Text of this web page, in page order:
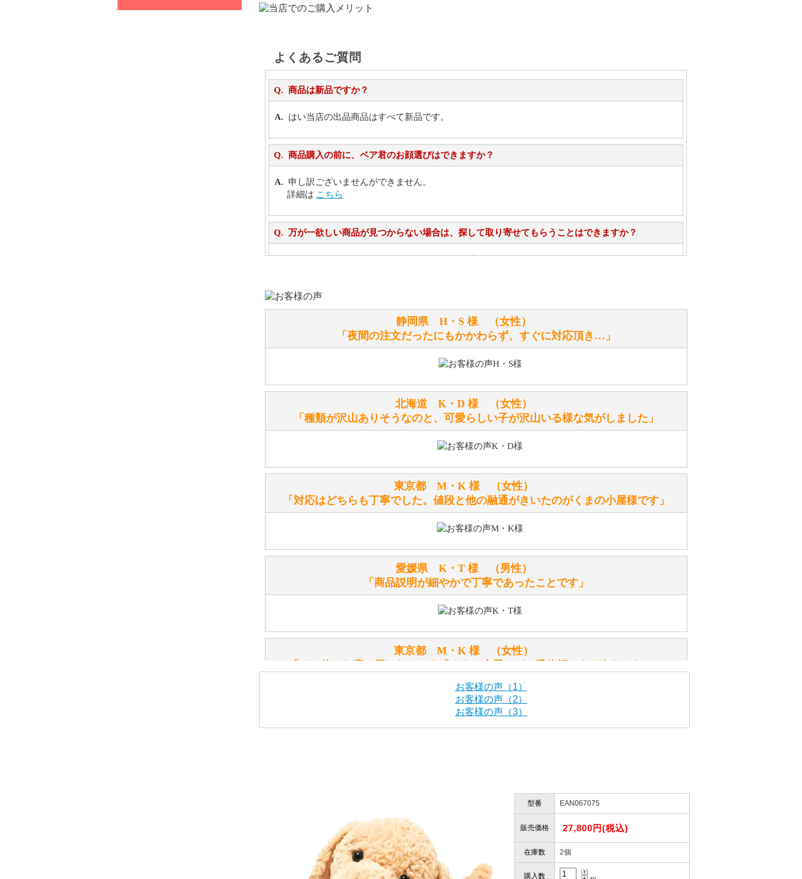
よくあるご質問
商品は新品ですか？
はい当店の出品商品はすべて新品です。
商品購入の前に、ベア君のお顔選びはできますか？
申し訳ございませんができません。
詳細は こちら
万が一欲しい商品が見つからない場合は、探して取り寄せてもらうことはできますか？
シュタイフのぬいぐるみは洗濯できますか？ ぬいぐるみのお手入れ方法を教えてください。
洗濯できるのとできないのがあります。
こちらをご覧ください。
シリアルNO付きやクラブ限定などいろいろと意味があります。
詳しくはこちらをご覧ください。
テディベアを横にすると音が鳴ります、なぜでしょうか？
シュタイフのテディベアには、鳴くタイプのテディベアがいます。
お腹の中にグロウラーという部品を内臓しています。
体をねかせたりおこしたりすると「グーグー」と鳴くタイプを『グロウラー』といいます。
テディベアのお腹を押すと「キュッキュッ」と音が鳴ります、なぜでしょうか？
シュタイフのテディベアには、おなかを押すと「キュッキュッ」と音が鳴る『スクエーカー』が
シュタイフ社製品の実物を見ることはできますか？
当店はネット販売ですので実物をお見せすることができません。
商品は全て当店へ入荷させたのち欠品を行いお客様宅へお届けします。
関税はすべて当店にて処理しますのでお客様のご負担は一切ありません。
商品が届くまでにはどのくらいの期間がかかりますか？
静岡県 H・S 様 （女性）
「夜間の注文だったにもかかわらず、すぐに対応頂き…」
北海道 K・D 様 （女性）
「種類が沢山ありそうなのと、可愛らしい子が沢山いる様な気がしました」
東京都 M・K 様 （女性）
「対応はどちらも丁寧でした。値段と他の融通がきいたのがくまの小屋様です」
愛媛県 K・T 様 （男性）
「商品説明が細やかで丁寧であったことです」
東京都 M・K 様 （女性）
千葉県 U・Y 様 （女性）
「ChatGPTを利用したところ「くまの小屋」さんを紹介され…」
お客様の声（1）
お客様の声（2）
お客様の声（3）
型番 EAN067075
販売価格 27,800円(税込)
在庫数 2個
購入数